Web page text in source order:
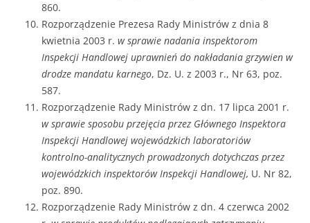
860.
Rozporządzenie Prezesa Rady Ministrów z dnia 8
kwietnia 2003 r. w sprawie nadania inspektorom
Inspekcji Handlowej uprawnień do nakładania grzywien w
drodze mandatu karnego, Dz. U. z 2003 r., Nr 63, poz.
587.
Rozporządzenie Rady Ministrów z dn. 17 lipca 2001 r.
w sprawie sposobu przejęcia przez Głównego Inspektora
Inspekcji Handlowej wojewódzkich laboratoriów
kontrolno-analitycznych prowadzonych dotychczas przez
wojewódzkich inspektorów Inspekcji Handlowej, U. Nr 82,
poz. 890.
Rozporządzenie Rady Ministrów z dn. 4 czerwca 2002